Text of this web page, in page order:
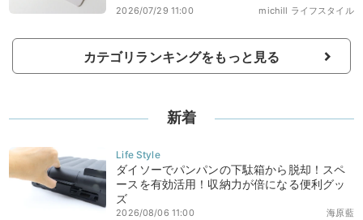
michill ライフスタイル
2026/07/29 11:00
カテゴリランキングをもっと見る
新着
ダイソーでパンパンの下駄箱から脱却！スペ
ースを有効活用！収納力が倍になる便利グッ
ズ
海原藍
2026/08/06 11:00